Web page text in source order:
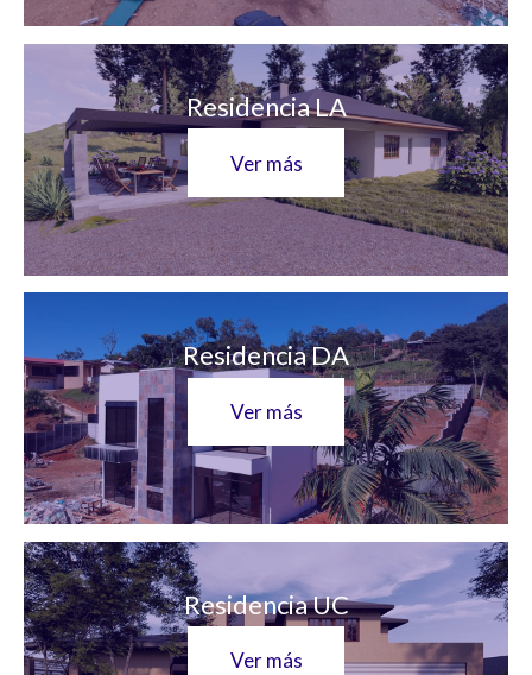
Residencia LA
Ver más
Residencia DA
Ver más
Residencia UC
Ver más